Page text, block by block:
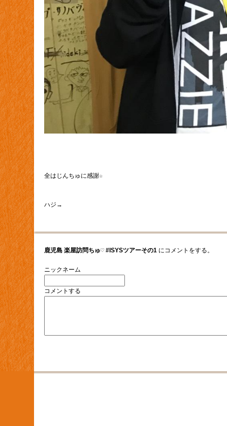
全はじんちゅに感謝☆
ハジ→
鹿児島 楽屋訪問ちゅ♡ #ISYSツアーその1 にコメントをする。
ニックネーム
コメントする